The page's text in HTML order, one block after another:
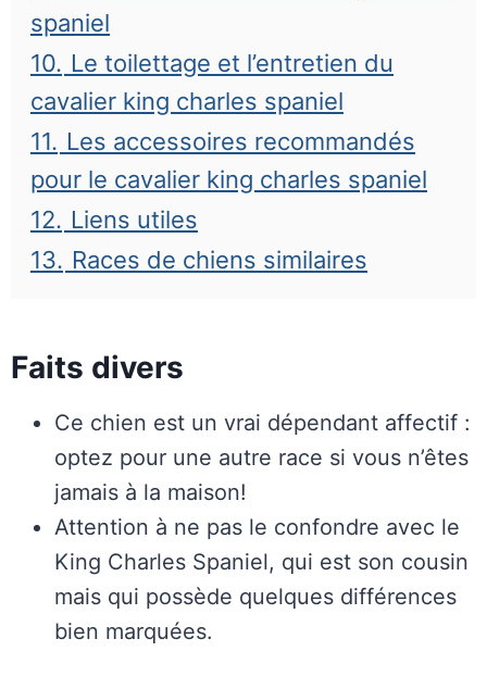
spaniel
10. Le toilettage et l’entretien du
cavalier king charles spaniel
11. Les accessoires recommandés
pour le cavalier king charles spaniel
12. Liens utiles
13. Races de chiens similaires
Faits divers
Ce chien est un vrai dépendant affectif :
optez pour une autre race si vous n’êtes
jamais à la maison!
Attention à ne pas le confondre avec le
King Charles Spaniel, qui est son cousin
mais qui possède quelques différences
bien marquées.